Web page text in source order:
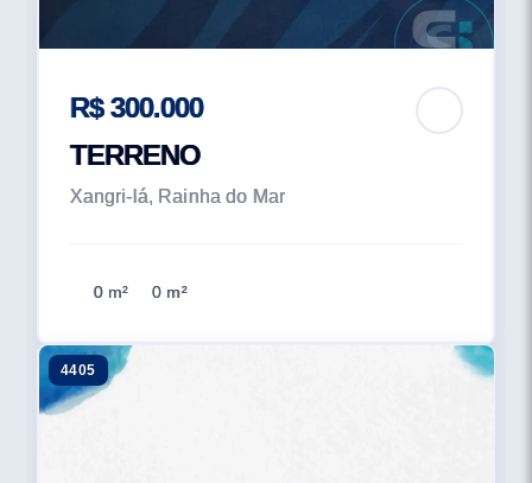
R$ 300.000
TERRENO
Xangri-lá, Rainha do Mar
0 m² 0 m²
4405